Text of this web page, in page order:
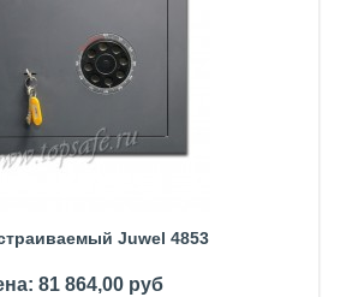
Juwel 4853
81 864,00 руб